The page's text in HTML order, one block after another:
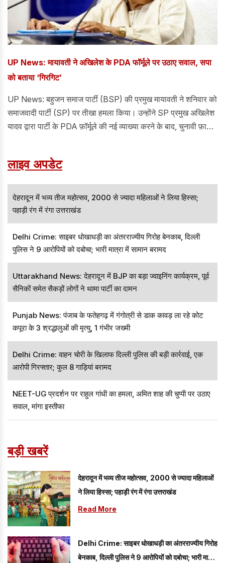
UP News: मायावती ने अखिलेश के PDA फॉर्मूले पर उठाए सवाल, सपा
को बताया ‘गिरगिट’
UP News: बहुजन समाज पार्टी (BSP) की प्रमुख मायावती ने शनिवार को
समाजवादी पार्टी (SP) पर तीखा हमला किया। उन्होंने SP प्रमुख अखिलेश
यादव द्वारा पार्टी के PDA फ़ॉर्मूले की नई व्याख्या करने के बाद, चुनावी फ़ायदे
उसने देखा है कि ऊंची जाति के वोटर, खासकर ब्राह्मण, BSP की ओर बढ़
लाइव अपडेट
देहरादून में भव्य तीज महोत्सव, 2000 से ज्यादा महिलाओं ने लिया हिस्सा;
पहाड़ी रंग में रंगा उत्तराखंड
Delhi Crime: साइबर धोखाधड़ी का अंतरराज्यीय गिरोह बेनकाब, दिल्ली
पुलिस ने 9 आरोपियों को दबोचा; भारी मात्रा में सामान बरामद
Uttarakhand News: देहरादून में BJP का बड़ा ज्वाइनिंग कार्यक्रम, पूर्व
सैनिकों समेत सैकड़ों लोगों ने थामा पार्टी का दामन
Punjab News: पंजाब के फतेहगढ़ में गंगोत्री से डाक कावड़ ला रहे कोट
कपूरा के 3 श्रद्धालुओं की मृत्यु, 1 गंभीर जख्मी
Delhi Crime: वाहन चोरी के खिलाफ दिल्ली पुलिस की बड़ी कार्रवाई, एक
आरोपी गिरफ्तार; कुल 8 गाड़ियां बरामद
NEET-UG प्रदर्शन पर राहुल गांधी का हमला, अमित शाह की चुप्पी पर उठाए
सवाल, मांगा इस्तीफा
बड़ी खबरें
देहरादून में भव्य तीज महोत्सव, 2000 से ज्यादा महिलाओं
ने लिया हिस्सा; पहाड़ी रंग में रंगा उत्तराखंड
Read More
Delhi Crime: साइबर धोखाधड़ी का अंतरराज्यीय गिरोह
बेनकाब, दिल्ली पुलिस ने 9 आरोपियों को दबोचा; भारी मात्रा